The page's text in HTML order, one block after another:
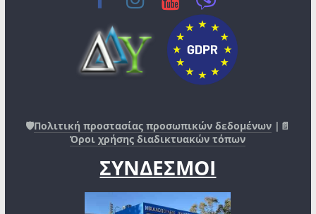
🛡️Πολιτική προστασίας προσωπικών δεδομένων |📄
Όροι χρήσης διαδικτυακών τόπων
ΣΥΝΔΕΣΜΟΙ